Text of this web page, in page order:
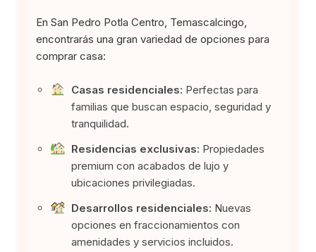
En San Pedro Potla Centro, Temascalcingo,
encontrarás una gran variedad de opciones para
comprar casa:
Casas residenciales: Perfectas para
familias que buscan espacio, seguridad y
tranquilidad.
Residencias exclusivas: Propiedades
premium con acabados de lujo y
ubicaciones privilegiadas.
Desarrollos residenciales: Nuevas
opciones en fraccionamientos con
amenidades y servicios incluidos.